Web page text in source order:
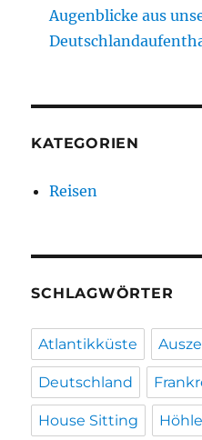
Augenblicke aus
KATEGORIEN
Reisen
SCHLAGWÖRTER
Atlantikküste
Deutschland
House Sitting Höhle